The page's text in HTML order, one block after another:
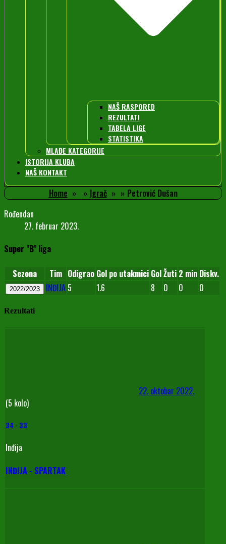
NAŠ RASPORED
REZULTATI
TABELA LIGE
STATISTIKA
MLAĐE KATEGORIJE
ISTORIJA KLUBA
NAŠ KONTAKT
Home Igrač
Petrović Dušan
Rođendan
27. februar 2023.
Super "B" liga
Sezona Tim Odigrao Gol po utakmici GolŽuti 2 min Diskv.
2022/2023 INĐIJA 5 1.6 8 0 0 0
Rezultati
22. oktobar 2022.
(5 kolo)
34 - 33
Inđija
INĐIJA - SPARTAK